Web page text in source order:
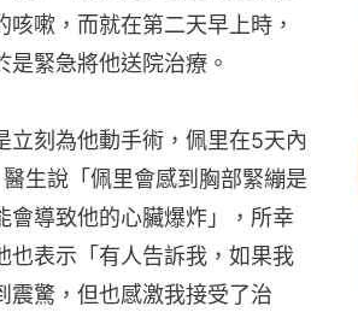
嗽，而就在第二天早上時，
緊急將他送院治療。
立刻為他動手術，佩里在5天內
生說「佩里會感到胸部緊繃是
會導致他的心臟爆炸」，所幸
也表示「有人告訴我，如果我
震驚，但也感激我接受了治